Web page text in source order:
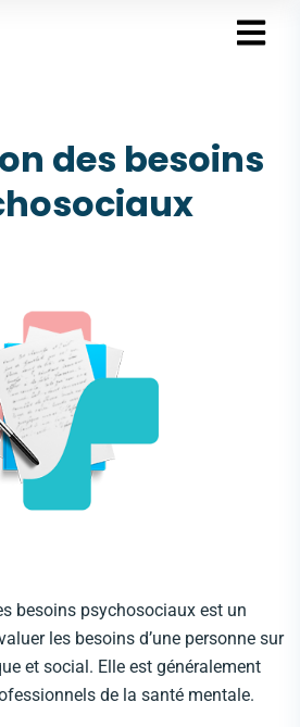
des besoins
besoins psychosociaux est un
les besoins d’une personne sur
et social. Elle est généralement
de la santé mentale.